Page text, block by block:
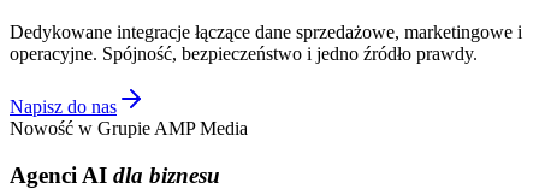
Dedykowane integracje łączące dane sprzedażowe, marketingowe i
operacyjne. Spójność, bezpieczeństwo i jedno źródło prawdy.
Napisz do nas
Nowość w Grupie AMP Media
Agenci AI dla biznesu